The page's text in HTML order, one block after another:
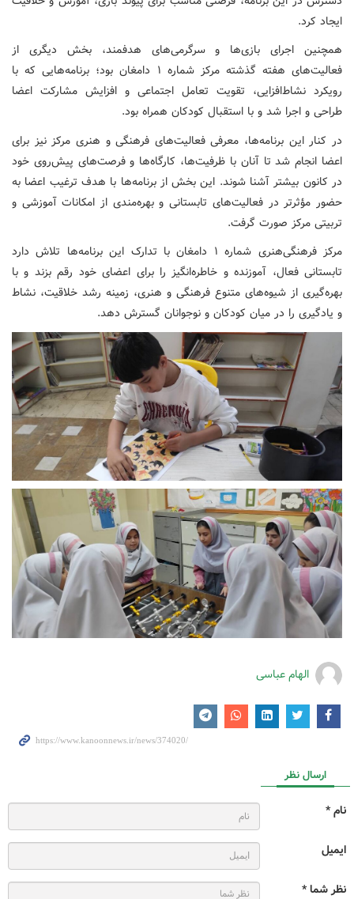
ایجاد کرد.
همچنین اجرای بازی‌ها و سرگرمی‌های هدفمند، بخش دیگری از
فعالیت‌های هفته گذشته مرکز شماره ۱ دامغان بود؛ برنامه‌هایی که با
رویکرد نشاط‌افزایی، تقویت تعامل اجتماعی و افزایش مشارکت اعضا
طراحی و اجرا شد و با استقبال کودکان همراه بود.
در کنار این برنامه‌ها، معرفی فعالیت‌های فرهنگی و هنری مرکز نیز برای
اعضا انجام شد تا آنان با ظرفیت‌ها، کارگاه‌ها و فرصت‌های پیش‌روی خود
در کانون بیشتر آشنا شوند. این بخش از برنامه‌ها با هدف ترغیب اعضا به
حضور مؤثرتر در فعالیت‌های تابستانی و بهره‌مندی از امکانات آموزشی و
تربیتی مرکز صورت گرفت.
مرکز فرهنگی‌هنری شماره ۱ دامغان با تدارک این برنامه‌ها تلاش دارد
تابستانی فعال، آموزنده و خاطره‌انگیز را برای اعضای خود رقم بزند و با
بهره‌گیری از شیوه‌های متنوع فرهنگی و هنری، زمینه رشد خلاقیت، نشاط
و یادگیری را در میان کودکان و نوجوانان گسترش دهد.
الهام عباسی
ارسال نظر
نام *
ایمیل
نظر شما *